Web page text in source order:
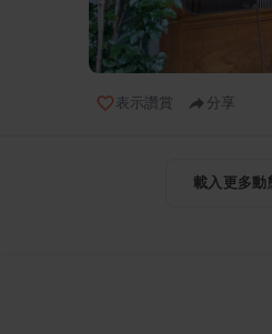
表示讚賞 分享
載入更多動